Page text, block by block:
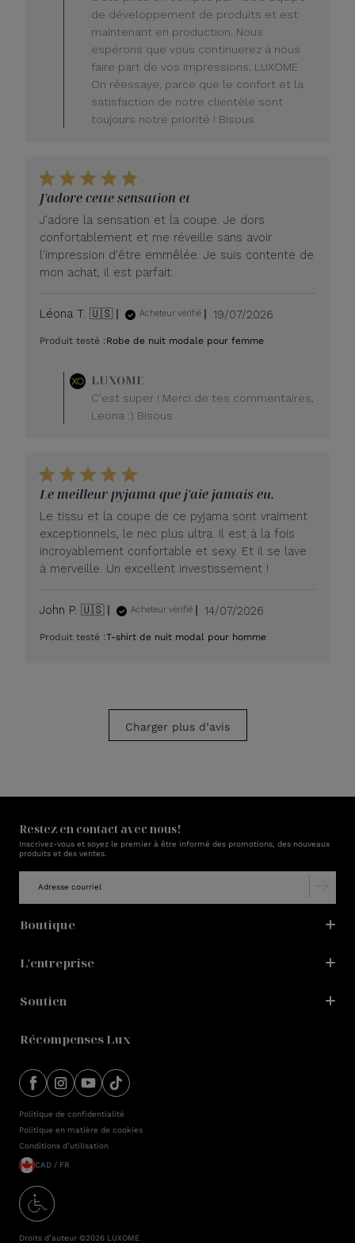
de développement de produits et est
maintenant en production. Nous
espérons que vous continuerez à nous
faire part de vos impressions. LUXOME
On réessaye, parce que le confort et la
satisfaction de notre clientèle sont
toujours notre priorité ! Bisous
J'adore cette sensation et
J'adore la sensation et la coupe. Je dors
confortablement et me réveille sans avoir
l'impression d'être emmêlée. Je suis contente de
mon achat, il est parfait.
Léona T. 🇺🇸 Acheteur vérifié
Date
publication
19/07/2026
Produit testé :Robe de nuit modale pour femme
du
LUXOME
le
lundi
20
juillet
2026
LUXOME
C'est super ! Merci de tes commentaires,
Leona :) Bisous
Le meilleur pyjama que j'aie jamais eu.
Le tissu et la coupe de ce pyjama sont vraiment
exceptionnels, le nec plus ultra. Il est à la fois
incroyablement confortable et sexy. Et il se lave
à merveille. Un excellent investissement !
John P. 🇺🇸 Acheteur vérifié
Date
publication
14/07/2026
Produit testé :T-shirt de nuit modal pour homme
Charger plus d’avis
Restez en contact avec nous!
Inscrivez-vous et soyez le premier à être informé des promotions, des nouveaux
produits et des ventes.
Boutique
L'entreprise
Soutien
Récompenses Lux
Politique de confidentialité
Politique en matière de cookies
Conditions d’utilisation
CAD / FR
Droits d’auteur ©2026 LUXOME